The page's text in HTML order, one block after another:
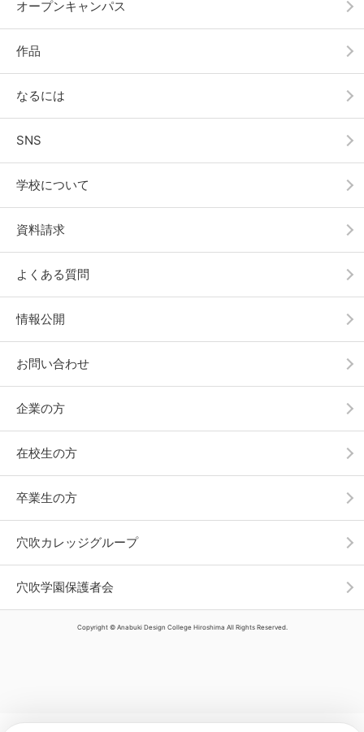
オープンキャンパス
作品
なるには
SNS
学校について
資料請求
よくある質問
情報公開
お問い合わせ
企業の方
在校生の方
卒業生の方
穴吹カレッジグループ
穴吹学園保護者会
Copyright © Anabuki Design College Hiroshima All Rights Reserved.